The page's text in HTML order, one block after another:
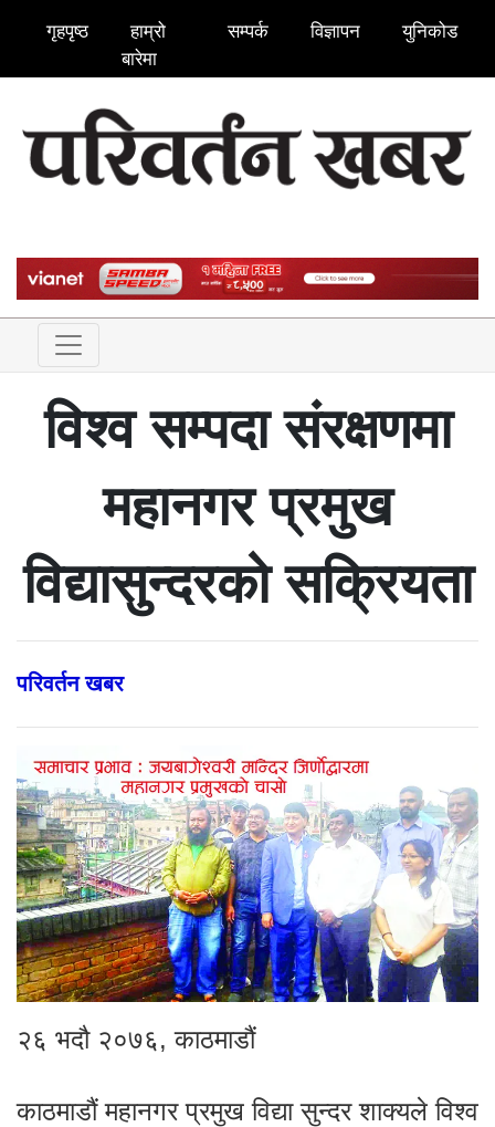
गृहपृष्ठ
हाम्रो
बारेमा
सम्पर्क विज्ञापन युनिकोड
विश्व सम्पदा संरक्षणमा
महानगर प्रमुख
विद्यासुन्दरको सक्रियता
परिवर्तन खबर
२६ भदौ २०७६, काठमाडौं
काठमाडौं महानगर प्रमुख विद्या सुन्दर शाक्यले विश्व